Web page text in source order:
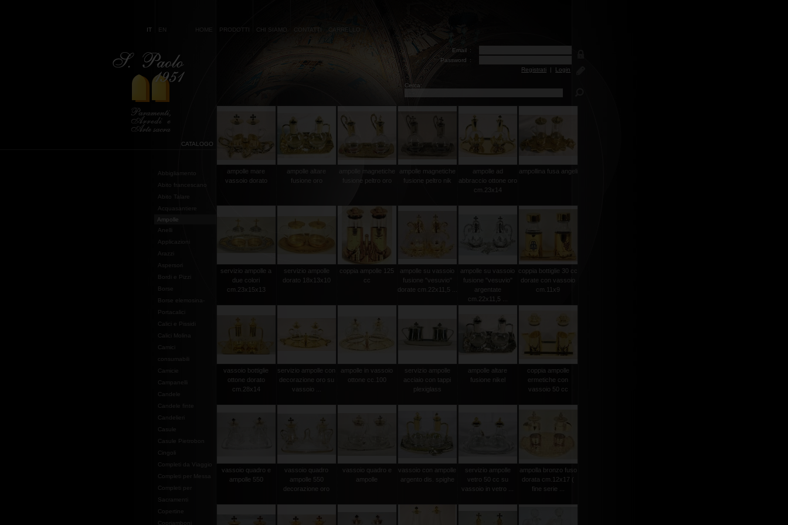
IT EN HOME PRODOTTI CHI SIAMO CONTATTI
Email :
Password
:
Registrati | Login
Cerca:
CATALOGO
Abbigliamento
Abito francescano
Abito Talare
Acquasantiere
Ampolle
Anelli
Applicazioni
Arazzi
Aspersori
Bordi e Pizzi
Borse
Borse elemosina-
Portacalici
Calici e Pissidi
Calici Molina
Camici
consumabili
Camicie
Campanelli
Candele
Candele finte
Candelieri
Casule
Casule Pietrobon
Cingoli
Completi da Viaggio
Completi per Messa
Completi per
Sacramenti
Copertine
Copriamboni
ampolle mare
vassoio dorato
ampolle altare
fusione oro
ampolle magnetiche
fusione peltro oro
ampolle magnetiche
fusione peltro nik
ampolle ad
abbraccio ottone oro
cm.23x14
ampollina fusa angeli
servizio ampolle a
due colori
cm.23x15x13
servizio ampolle
dorato 18x13x10
coppia ampolle 125
cc
ampolle su vassoio
fusione "vesuvio"
dorate cm.22x11,5 ...
ampolle su vassoio
fusione "vesuvio"
argentate
cm.22x11,5 ...
coppia bottiglie 30 cc
dorate con vassoio
cm.11x9
vassoio bottiglie
ottone dorato
cm.28x14
servizio ampolle con
decorazione oro su
vassoio ...
ampolle in vassoio
ottone cc.100
servizio ampolle
acciaio con tappi
plexiglass
ampolle altare
fusione nikel
coppia ampolle
ermetiche con
vassoio 50 cc
vassoio quadro e
ampolle 550
vassoio quadro
ampolle 550
decorazione oro
vassoio quadro e
ampolle
vassoio con ampolle
argento dis. spighe
servizio ampolle
vetro 50 cc su
vassoio in vetro ...
ampolla bronzo fuso
dorata cm.12x17 (
fine serie ...